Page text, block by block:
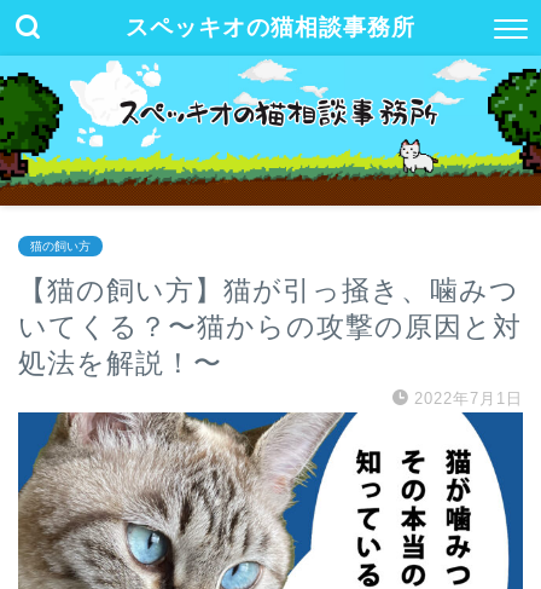
スペッキオの猫相談事務所
猫の飼い方
【猫の飼い方】猫が引っ掻き、噛みつ
いてくる？〜猫からの攻撃の原因と対
処法を解説！〜
2022年7月1日